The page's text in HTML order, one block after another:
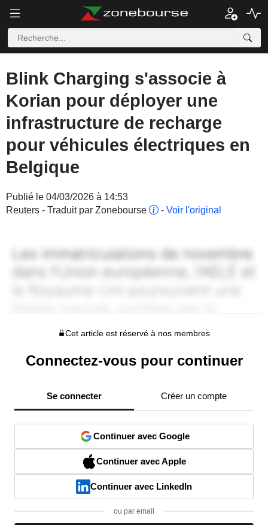
Blink Charging s'associe à
Korian pour déployer une
infrastructure de recharge
pour véhicules électriques en
Belgique
Publié le 04/03/2026 à 14:53
Reuters - Traduit par Zonebourse
- Voir l'original
Cet article est réservé à nos membres
Connectez-vous pour continuer
Se connecter Créer un compte
Continuer avec Google
Continuer avec Apple
Continuer avec LinkedIn
ou par email